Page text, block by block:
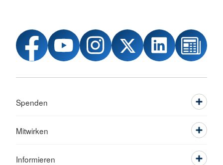
Spenden
Mitwirken
Informieren